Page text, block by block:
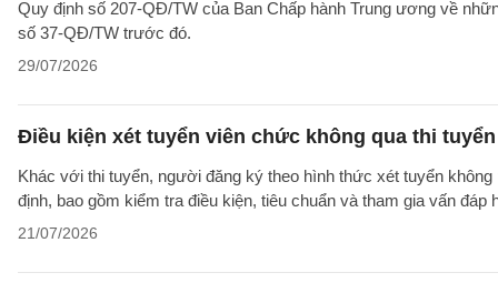
Quy định số 207-QĐ/TW của Ban Chấp hành Trung ương về
số 37-QĐ/TW trước đó.
29/07/2026
Điều kiện xét tuyển viên chức không qua thi
Khác với thi tuyển, người đăng ký theo hình thức xét tuyển
định, bao gồm kiểm tra điều kiện, tiêu chuẩn và tham gia vấn đáp
21/07/2026